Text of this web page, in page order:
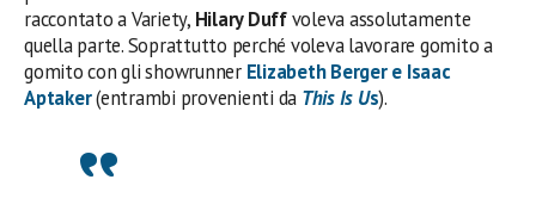
raccontato a Variety, Hilary Duffvoleva assolutamente
quella parte. Soprattutto perché voleva lavorare gomito a
gomito con gli showrunner Elizabeth Berger e Isaac
Aptaker(entrambi provenienti da This Is Us).